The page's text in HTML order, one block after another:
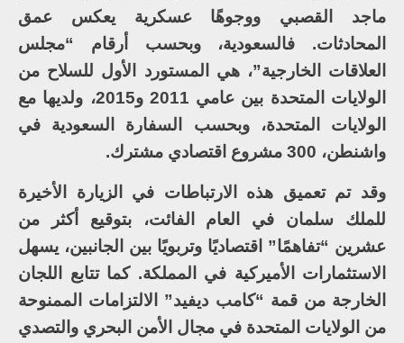
ماجد القصبي ووجوهًا عسكرية يعكس عمق
المحادثات. فالسعودية، وبحسب أرقام “مجلس
العلاقات الخارجية”، هي المستورد الأول للسلاح من
الولايات المتحدة بين عامي 2011 و2015، ولديها مع
الولايات المتحدة، وبحسب السفارة السعودية في
واشنطن، 300 مشروع اقتصادي مشترك.
وقد تم تعميق هذه الارتباطات في الزيارة الأخيرة
للملك سلمان في العام الفائت، بتوقيع أكثر من
عشرين “تفاهمًا” اقتصاديًا وتربويًا بين الجانبين، يسهل
الاستثمارات الأميركية في المملكة. كما تتابع اللجان
الخارجة من قمة “كامب ديفيد” الالتزامات الممنوحة
من الولايات المتحدة في مجال الأمن البحري والتصدي